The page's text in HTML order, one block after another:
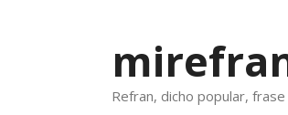
Refran, dicho popular,